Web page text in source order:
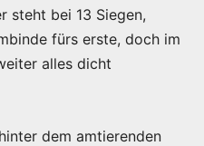
steht bei 13 Siegen,
fürs erste, doch im
alles dicht
dem amtierenden